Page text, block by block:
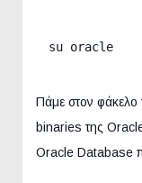
su oracle
Πάμε στον φάκελο
binaries της
Oracle Database